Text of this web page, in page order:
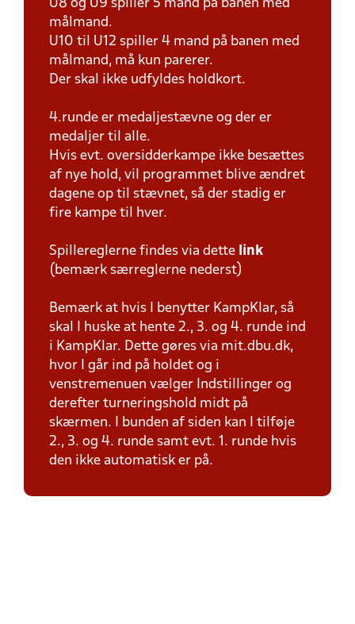
U8 og U9 spiller 5 mand på banen med
målmand.
U10 til U12 spiller 4 mand på banen med
målmand, må kun parerer.
Der skal ikke udfyldes holdkort.
4.runde er medaljestævne og der er
medaljer til alle.
Hvis evt. oversidderkampe ikke besættes
af nye hold, vil programmet blive ændret
dagene op til stævnet, så der stadig er
fire kampe til hver.
Spillereglerne findes via dette link
(bemærk særreglerne nederst)
Bemærk at hvis I benytter KampKlar, så
skal I huske at hente 2., 3. og 4. runde ind
i KampKlar. Dette gøres via mit.dbu.dk,
hvor I går ind på holdet og i
venstremenuen vælger Indstillinger og
derefter turneringshold midt på
skærmen. I bunden af siden kan I tilføje
2., 3. og 4. runde samt evt. 1. runde hvis
den ikke automatisk er på.